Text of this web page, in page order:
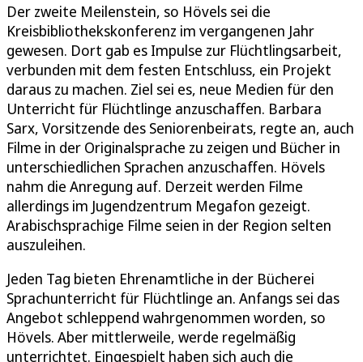
Der zweite Meilenstein, so Hövels sei die
Kreisbibliothekskonferenz im vergangenen Jahr
gewesen. Dort gab es Impulse zur Flüchtlingsarbeit,
verbunden mit dem festen Entschluss, ein Projekt
daraus zu machen. Ziel sei es, neue Medien für den
Unterricht für Flüchtlinge anzuschaffen. Barbara
Sarx, Vorsitzende des Seniorenbeirats, regte an, auch
Filme in der Originalsprache zu zeigen und Bücher in
unterschiedlichen Sprachen anzuschaffen. Hövels
nahm die Anregung auf. Derzeit werden Filme
allerdings im Jugendzentrum Megafon gezeigt.
Arabischsprachige Filme seien in der Region selten
auszuleihen.
Jeden Tag bieten Ehrenamtliche in der Bücherei
Sprachunterricht für Flüchtlinge an. Anfangs sei das
Angebot schleppend wahrgenommen worden, so
Hövels. Aber mittlerweile, werde regelmäßig
unterrichtet. Eingespielt haben sich auch die